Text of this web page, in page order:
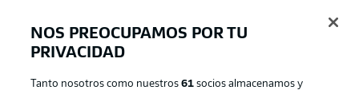
NOS PREOCUPAMOS POR TU
PRIVACIDAD
Tanto nosotros como nuestros61 socios almacenamos y